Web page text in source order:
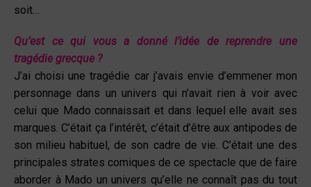
soit…
Qu’est ce qui vous a donné l’idée de reprendre une
tragédie grecque ?
J’ai choisi une tragédie car j’avais envie d’emmener mon
personnage dans un univers qui n’avait rien à voir avec
celui que Mado connaissait et dans lequel elle avait ses
marques. C’était ça l’intérêt, c’était d’être aux antipodes de
son milieu habituel, de son cadre de vie. C’était une des
principales strates comiques de ce spectacle que de faire
aborder à Mado un univers qu’elle ne connaît pas du tout